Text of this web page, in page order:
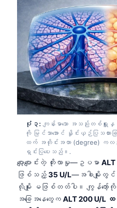
ပုံ ၃: ကျန်းမာသော အသည်းတစ်ရှူး
ကို မြင်သာအောင် နှိုင်းယှဉ်ပြသထာ
ထက် အတိုင်းအတာ (degree) ကလည်း
ရှင်းပြပေးသည်။.
ပျော့ပျောင်းတဲ့ တိုးလာမှု—ဥပမာ
ဖြစ်သည့် 35 U/L—အခါမျိုးတွ
လိုမျိုး မဖြစ်တတ်ပါ။ ကျွန်တေ
အခြေအနေတွေက ALT 200 U/L ထက်